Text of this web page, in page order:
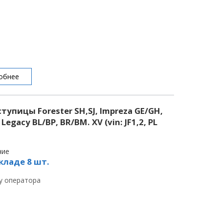
Forester SH,SJ, Impreza GE/GH,
Legacy BL/BP, BR/BM. XV (vin: JF1,2, PL
8 шт.
оператора